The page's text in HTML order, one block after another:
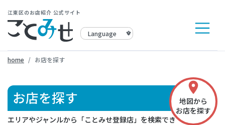
江東区のお店紹介 公式サイト
home お店を探す
お店を探す
エリアやジャンルから「ことみせ登録店」を検索でき
place
地図から
お店を探す